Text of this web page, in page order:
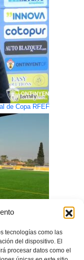
tecnologías como las
del dispositivo. El
procesar datos como el
de Copa RFEF
fase Nacional de la